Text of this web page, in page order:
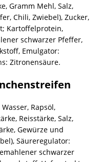
Gramm Mehl, Salz,
Chili, Zwiebel), Zucker,
Kartoffelprotein,
schwarzer Pfeffer,
Emulgator:
Zitronensäure.
Rapsöl,
Reisstärke, Salz,
Gewürze und
Säureregulator:
schwarzer